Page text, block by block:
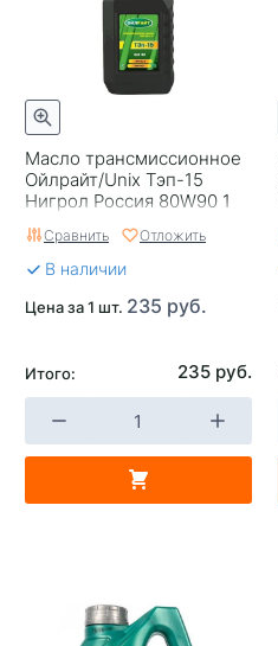
Масло трансмиссионное
Ойлрайт/Unix Тэп-15
Нигрол Россия 80W90 1
Сравнить Отложить
В наличии
Цена за 1 шт. 235 руб.
Итого: 235 руб.